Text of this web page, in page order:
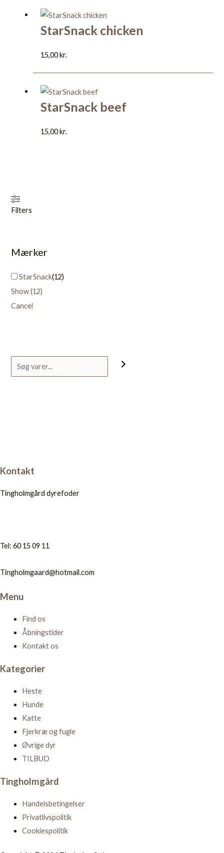
Filters
Mærker
StarSnack(12)
Show(12)
Cancel
StarSnack chicken
15,00kr.
StarSnack beef
15,00kr.
Kontakt
Tingholmgård dyrefoder
Tel: 60 15 09 11
Tingholmgaard@hotmail.com
Menu
Find os
Åbningstider
Kontakt os
Kategorier
Heste
Hunde
Katte
Fjerkræ og fugle
Øvrige dyr
TILBUD
Tingholmgård
Handelsbetingelser
Privatlivspolitik
Cookiespolitik